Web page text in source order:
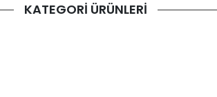
KATEGORİ ÜRÜNLERİ